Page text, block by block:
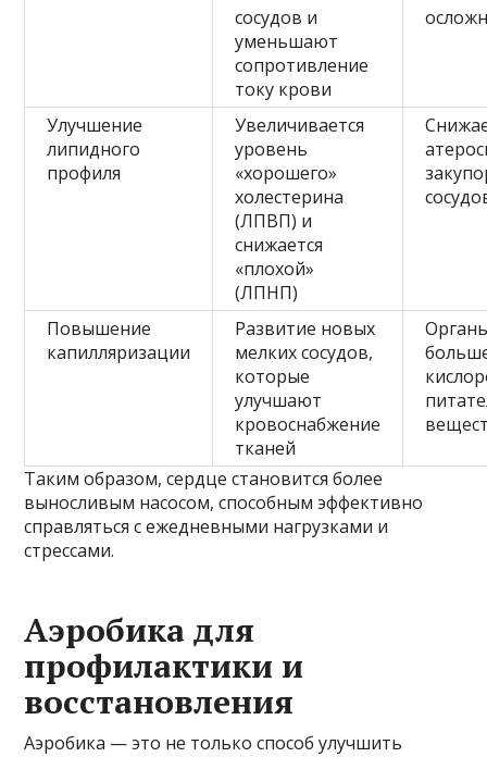
сосудов и
уменьшают
сопротивление
току крови
Улучшение
липидного
профиля
Увеличивается
уровень
«хорошего»
холестерина
(ЛПВП) и
снижается
«плохой»
(ЛПНП)
Повышение
капилляризации
Развитие новых
мелких сосудов,
которые
улучшают
кровоснабжение
тканей
Таким образом, сердце становится более
выносливым насосом, способным эффективно
справляться с ежедневными нагрузками и
стрессами.
Аэробика для
профилактики и
восстановления
Аэробика — это не только способ улучшить